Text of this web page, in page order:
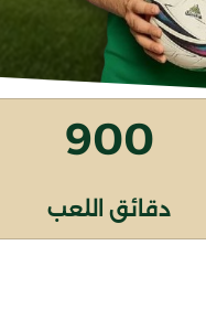
900
دقائق اللعب